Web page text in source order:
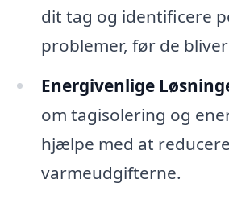
dit tag og identificere
problemer, før de
Energivenlige
om tagisolering og
hjælpe med at reducere
varmeudgifterne.